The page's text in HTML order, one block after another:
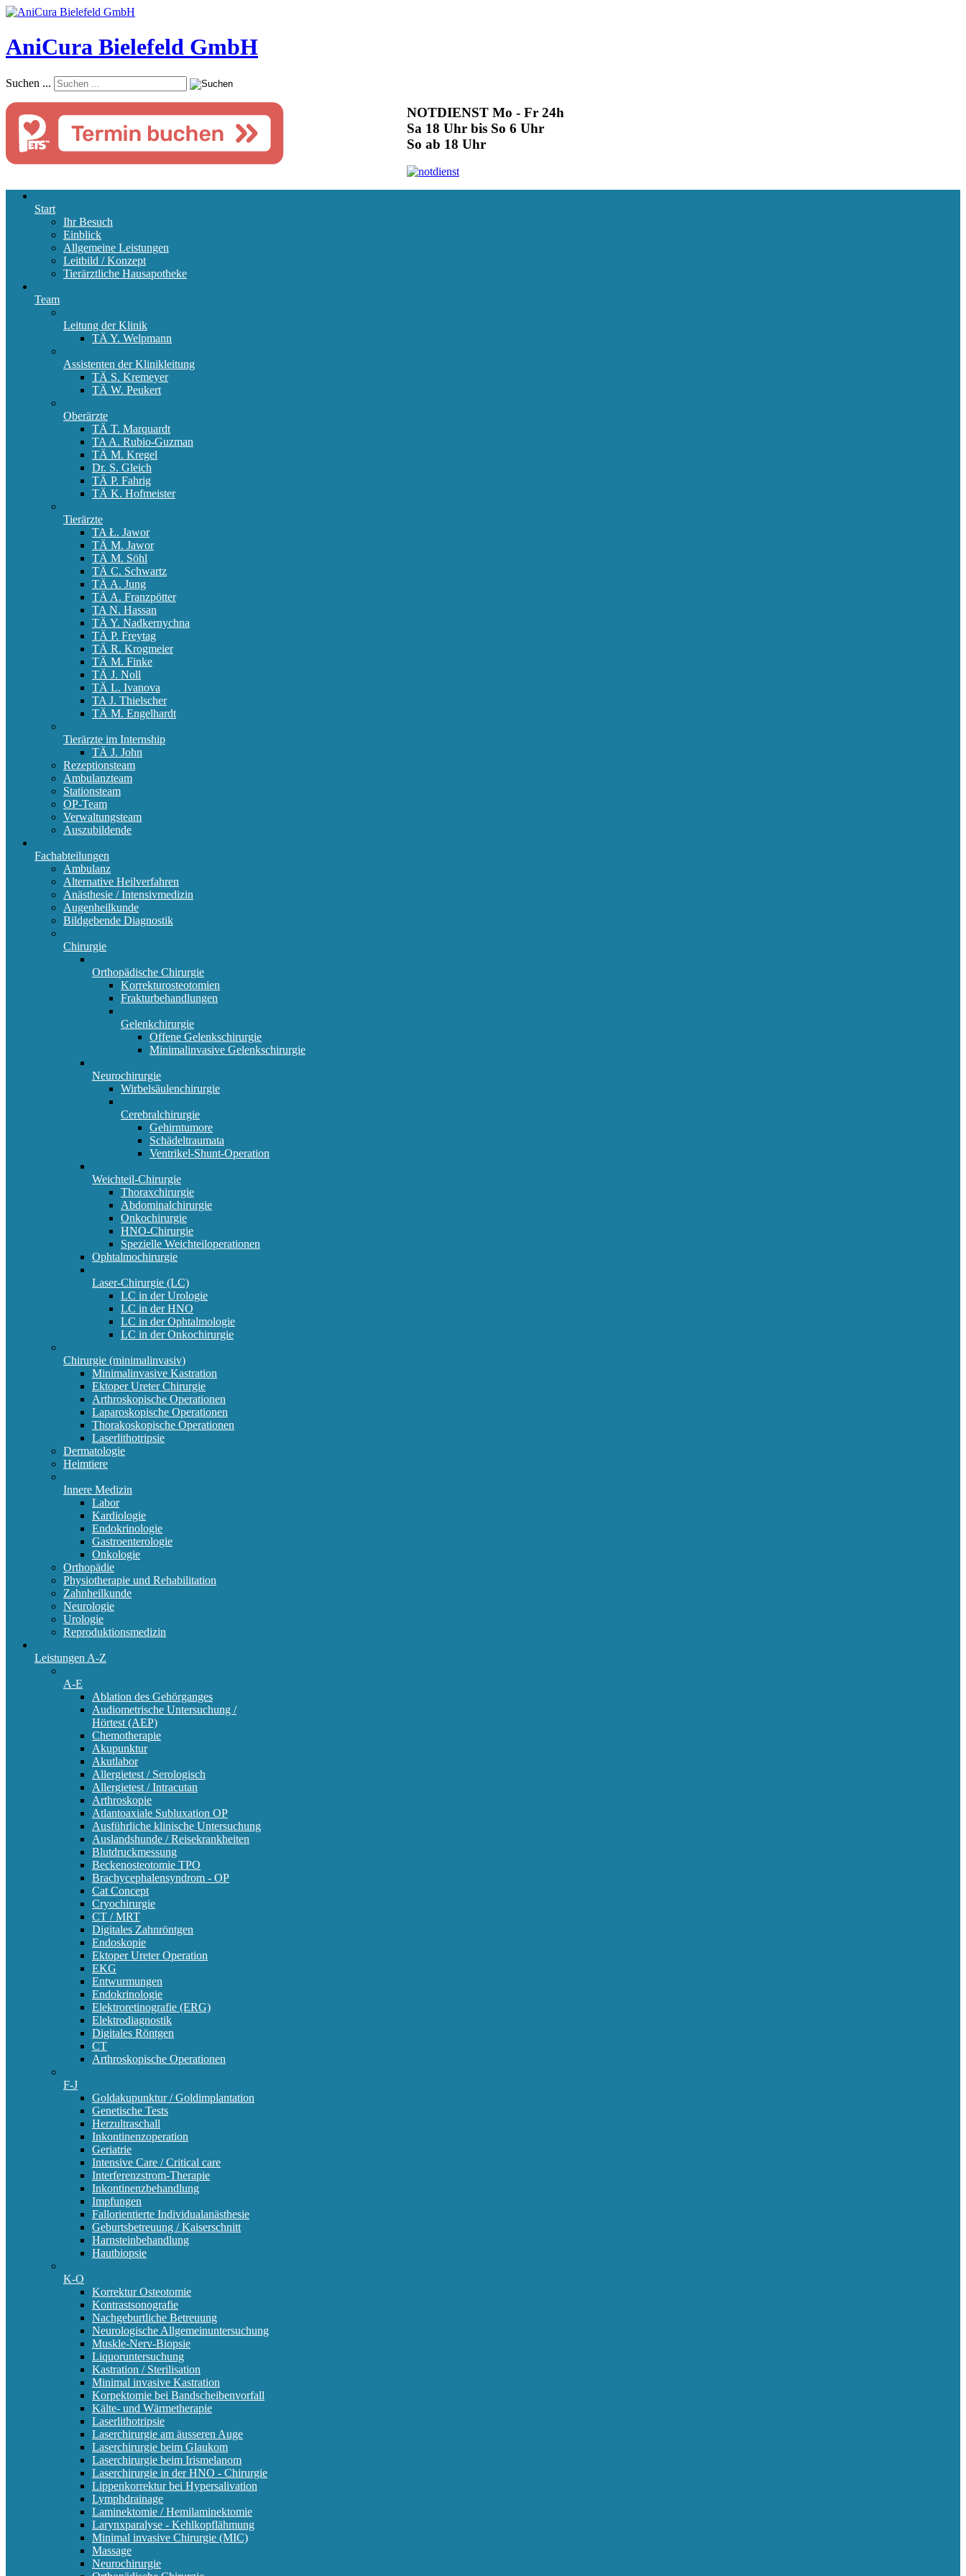
AniCura Bielefeld GmbH
Suchen ...
NOTDIENST Mo - Fr 24h
Sa 18 Uhr bis So 6 Uhr
So ab 18 Uhr
Start
Ihr Besuch
Einblick
Allgemeine Leistungen
Leitbild / Konzept
Tierärztliche Hausapotheke
Team
Leitung der Klinik
TÄ Y. Welpmann
Assistenten der Klinikleitung
TÄ S. Kremeyer
TÄ W. Peukert
Oberärzte
TÄ T. Marquardt
TA A. Rubio-Guzman
TÄ M. Kregel
Dr. S. Gleich
TÄ P. Fahrig
TÄ K. Hofmeister
Tierärzte
TA Ł. Jawor
TÄ M. Jawor
TÄ M. Söhl
TÄ C. Schwartz
TÄ A. Jung
TÄ A. Franzpötter
TA N. Hassan
TÄ Y. Nadkernychna
TÄ P. Freytag
TÄ R. Krogmeier
TÄ M. Finke
TÄ J. Noll
TÄ L. Ivanova
TA J. Thielscher
TÄ M. Engelhardt
Tierärzte im Internship
TÄ J. John
Rezeptionsteam
Ambulanzteam
Stationsteam
OP-Team
Verwaltungsteam
Auszubildende
Fachabteilungen
Ambulanz
Alternative Heilverfahren
Anästhesie / Intensivmedizin
Augenheilkunde
Bildgebende Diagnostik
Chirurgie
Orthopädische Chirurgie
Korrekturosteotomien
Frakturbehandlungen
Gelenkchirurgie
Offene Gelenkschirurgie
Minimalinvasive Gelenkschirurgie
Neurochirurgie
Wirbelsäulenchirurgie
Cerebralchirurgie
Gehirntumore
Schädeltraumata
Ventrikel-Shunt-Operation
Weichteil-Chirurgie
Thoraxchirurgie
Abdominalchirurgie
Onkochirurgie
HNO-Chirurgie
Spezielle Weichteiloperationen
Ophtalmochirurgie
Laser-Chirurgie (LC)
LC in der Urologie
LC in der HNO
LC in der Ophtalmologie
LC in der Onkochirurgie
Chirurgie (minimalinvasiv)
Minimalinvasive Kastration
Ektoper Ureter Chirurgie
Arthroskopische Operationen
Laparoskopische Operationen
Thorakoskopische Operationen
Laserlithotripsie
Dermatologie
Heimtiere
Innere Medizin
Labor
Kardiologie
Endokrinologie
Gastroenterologie
Onkologie
Orthopädie
Physiotherapie und Rehabilitation
Zahnheilkunde
Neurologie
Urologie
Reproduktionsmedizin
Leistungen A-Z
A-E
Ablation des Gehörganges
Audiometrische Untersuchung /
Hörtest (AEP)
Chemotherapie
Akupunktur
Akutlabor
Allergietest / Serologisch
Allergietest / Intracutan
Arthroskopie
Atlantoaxiale Subluxation OP
Ausführliche klinische Untersuchung
Auslandshunde / Reisekrankheiten
Blutdruckmessung
Beckenosteotomie TPO
Brachycephalensyndrom - OP
Cat Concept
Cryochirurgie
CT / MRT
Digitales Zahnröntgen
Endoskopie
Ektoper Ureter Operation
EKG
Entwurmungen
Endokrinologie
Elektroretinografie (ERG)
Elektrodiagnostik
Digitales Röntgen
CT
Arthroskopische Operationen
F-J
Goldakupunktur / Goldimplantation
Genetische Tests
Herzultraschall
Inkontinenzoperation
Geriatrie
Intensive Care / Critical care
Interferenzstrom-Therapie
Inkontinenzbehandlung
Impfungen
Fallorientierte Individualanästhesie
Geburtsbetreuung / Kaiserschnitt
Harnsteinbehandlung
Hautbiopsie
K-O
Korrektur Osteotomie
Kontrastsonografie
Nachgeburtliche Betreuung
Neurologische Allgemeinuntersuchung
Muskle-Nerv-Biopsie
Liquoruntersuchung
Kastration / Sterilisation
Minimal invasive Kastration
Korpektomie bei Bandscheibenvorfall
Kälte- und Wärmetherapie
Laserlithotripsie
Laserchirurgie am äusseren Auge
Laserchirurgie beim Glaukom
Laserchirurgie beim Irismelanom
Laserchirurgie in der HNO - Chirurgie
Lippenkorrektur bei Hypersalivation
Lymphdrainage
Laminektomie / Hemilaminektomie
Larynxparalyse - Kehlkopflähmung
Minimal invasive Chirurgie (MIC)
Massage
Neurochirurgie